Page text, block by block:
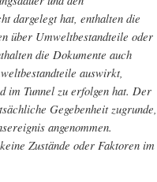
dargelegt hat, enthalten die
über Umweltbestandteile oder
die Dokumente auch
auswirkt,
im Tunnel zu erfolgen hat. Der
Gegebenheit zugrunde,
angenommen.
Zustände oder Faktoren im